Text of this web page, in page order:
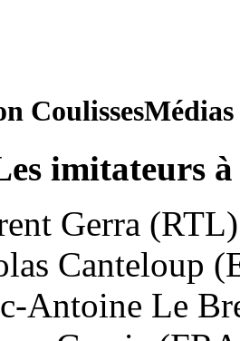
CoulissesMédias
imitateurs
Gerra (RTL)
Canteloup
Antoine Le